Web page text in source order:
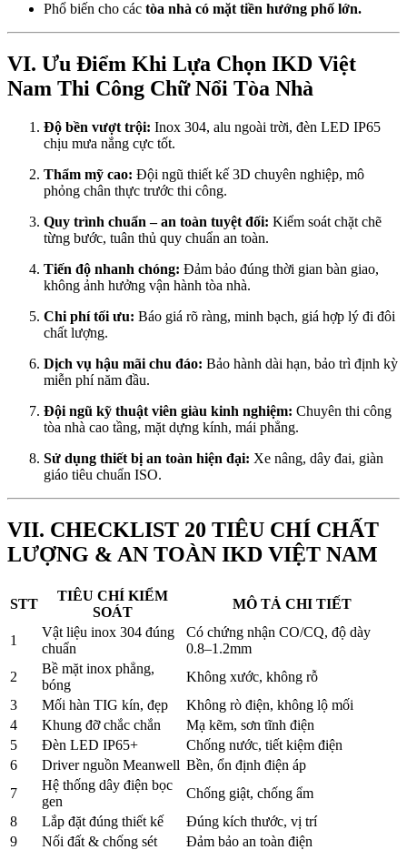
Phổ biến cho các tòa nhà có mặt tiền hướng phố lớn.
VI. Ưu Điểm Khi Lựa Chọn IKD Việt
Nam Thi Công Chữ Nổi Tòa Nhà
Độ bền vượt trội: Inox 304, alu ngoài trời, đèn LED IP65
chịu mưa nắng cực tốt.
Thẩm mỹ cao: Đội ngũ thiết kế 3D chuyên nghiệp, mô
phỏng chân thực trước thi công.
Quy trình chuẩn – an toàn tuyệt đối: Kiểm soát chặt chẽ
từng bước, tuân thủ quy chuẩn an toàn.
Tiến độ nhanh chóng: Đảm bảo đúng thời gian bàn giao,
không ảnh hưởng vận hành tòa nhà.
Chi phí tối ưu: Báo giá rõ ràng, minh bạch, giá hợp lý đi đôi
chất lượng.
Dịch vụ hậu mãi chu đáo: Bảo hành dài hạn, bảo trì định kỳ
miễn phí năm đầu.
Đội ngũ kỹ thuật viên giàu kinh nghiệm: Chuyên thi công
tòa nhà cao tầng, mặt dựng kính, mái phẳng.
Sử dụng thiết bị an toàn hiện đại: Xe nâng, dây đai, giàn
giáo tiêu chuẩn ISO.
VII. CHECKLIST 20 TIÊU CHÍ CHẤT
LƯỢNG & AN TOÀN IKD VIỆT NAM
STT
TIÊU CHÍ KIỂM
SOÁT
MÔ TẢ CHI TIẾT
1
Vật liệu inox 304 đúng
chuẩn
Có chứng nhận CO/CQ, độ dày
0.8–1.2mm
2
Bề mặt inox phẳng,
bóng
Không xước, không rỗ
3
Mối hàn TIG kín, đẹp
Không rò điện, không lộ mối
4
Khung đỡ chắc chắn
Mạ kẽm, sơn tĩnh điện
5
Đèn LED IP65+
Chống nước, tiết kiệm điện
6
Driver nguồn Meanwell Bền, ổn định điện áp
7
Hệ thống dây điện bọc
gen
Chống giật, chống ẩm
8
Lắp đặt đúng thiết kế
Đúng kích thước, vị trí
9
Nối đất & chống sét
Đảm bảo an toàn điện